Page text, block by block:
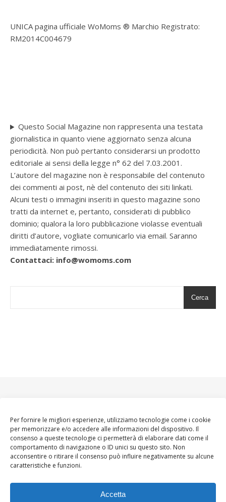
Per fornire le migliori esperienze, utilizziamo tecnologie come i cookie
per memorizzare e/o accedere alle informazioni del dispositivo. Il
consenso a queste tecnologie ci permetterà di elaborare dati come il
comportamento di navigazione o ID unici su questo sito. Non
acconsentire o ritirare il consenso può influire negativamente su alcune
caratteristiche e funzioni.
Accetta
UNICA pagina ufficiale WoMoms ® Marchio Registrato:
RM2014C004679
Questo Social Magazine non rappresenta una testata
giornalistica in quanto viene aggiornato senza alcuna
periodicità. Non può pertanto considerarsi un prodotto
editoriale ai sensi della legge n° 62 del 7.03.2001.
L’autore del magazine non è responsabile del contenuto
dei commenti ai post, nè del contenuto dei siti linkati.
Alcuni testi o immagini inseriti in questo magazine sono
tratti da internet e, pertanto, considerati di pubblico
dominio; qualora la loro pubblicazione violasse eventuali
diritti d’autore, vogliate comunicarlo via email. Saranno
immediatamente rimossi.
Contattaci: info@womoms.com
Cerca